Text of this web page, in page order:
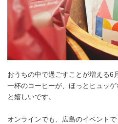
おうちの中で過ごすことが増える6
一杯のコーヒーが、ほっとヒュッ
と嬉しいです。
オンラインでも、広島のイベント